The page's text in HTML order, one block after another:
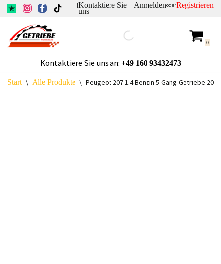
Inhalt
springen
|Kontaktiere Sie
uns
|AnmeldenoderRegistrieren
0
Kontaktiere Sie uns an: +49160 93432473
Start \ Alle Produkte \ Peugeot 207 1.4 Benzin 5-Gang-Getriebe